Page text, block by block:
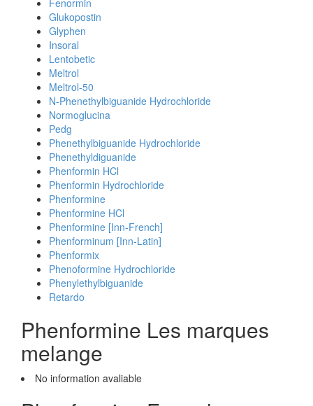
Fenormin
Glukopostin
Glyphen
Insoral
Lentobetic
Meltrol
Meltrol-50
N-Phenethylbiguanide Hydrochloride
Normoglucina
Pedg
Phenethylbiguanide Hydrochloride
Phenethyldiguanide
Phenformin HCl
Phenformin Hydrochloride
Phenformine
Phenformine HCl
Phenformine [Inn-French]
Phenforminum [Inn-Latin]
Phenformix
Phenoformine Hydrochloride
Phenylethylbiguanide
Retardo
Phenformine Les marques
melange
No information avaliable